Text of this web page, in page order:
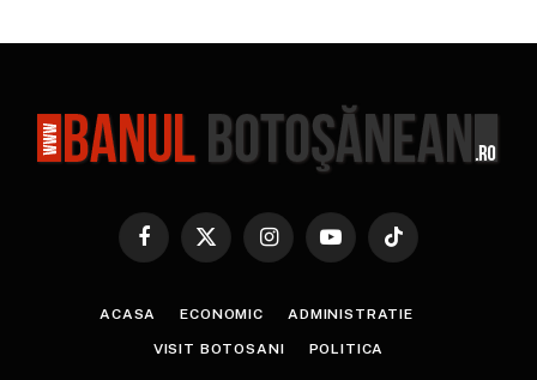
Facebook
X
InstagramYouTubeTikTok
ACASA ECONOMIC ADMINISTRATIE
VISIT BOTOSANI POLITICA